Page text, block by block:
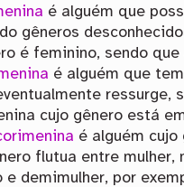
é alguém que
gêneros
é feminino, sendo
é alguém que
ressurge,
cujo gênero está
é alguém
flutua entre mulher,
e demimulher, por